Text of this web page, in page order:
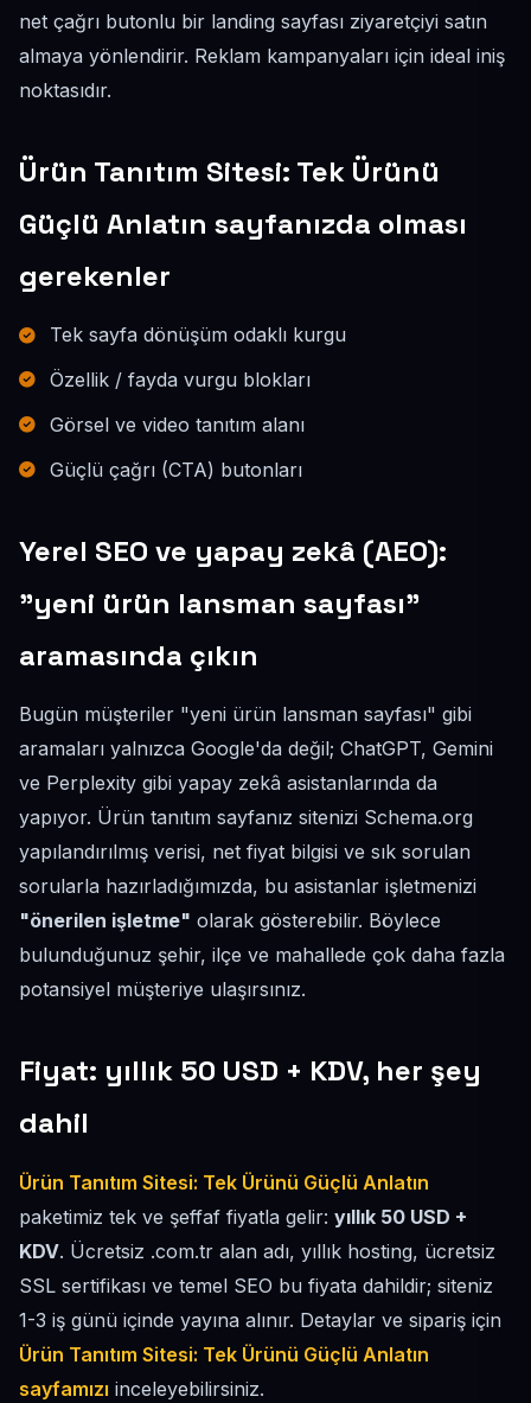
net çağrı butonlu bir landing sayfası ziyaretçiyi satın
almaya yönlendirir. Reklam kampanyaları için ideal iniş
noktasıdır.
Ürün Tanıtım Sitesi: Tek Ürünü
Güçlü Anlatın sayfanızda olması
gerekenler
Tek sayfa dönüşüm odaklı kurgu
Özellik / fayda vurgu blokları
Görsel ve video tanıtım alanı
Güçlü çağrı (CTA) butonları
Yerel SEO ve yapay zekâ (AEO):
"yeni ürün lansman sayfası"
aramasında çıkın
Bugün müşteriler "yeni ürün lansman sayfası" gibi
aramaları yalnızca Google'da değil; ChatGPT, Gemini
ve Perplexity gibi yapay zekâ asistanlarında da
yapıyor. Ürün tanıtım sayfanız sitenizi Schema.org
yapılandırılmış verisi, net fiyat bilgisi ve sık sorulan
sorularla hazırladığımızda, bu asistanlar işletmenizi
"önerilen işletme" olarak gösterebilir. Böylece
bulunduğunuz şehir, ilçe ve mahallede çok daha fazla
potansiyel müşteriye ulaşırsınız.
Fiyat: yıllık 50 USD + KDV, her şey
dahil
Ürün Tanıtım Sitesi: Tek Ürünü Güçlü Anlatın
paketimiz tek ve şeffaf fiyatla gelir: yıllık 50 USD +
KDV. Ücretsiz .com.tr alan adı, yıllık hosting, ücretsiz
SSL sertifikası ve temel SEO bu fiyata dahildir; siteniz
1-3 iş günü içinde yayına alınır. Detaylar ve sipariş için
Ürün Tanıtım Sitesi: Tek Ürünü Güçlü Anlatın
sayfamızı inceleyebilirsiniz.